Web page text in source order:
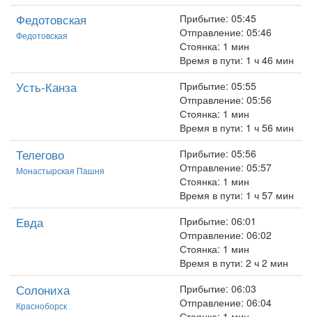
Федотовская
Федотовская
Прибытие: 05:45
Отправление: 05:46
Стоянка: 1 мин
Время в пути: 1 ч 46 мин
Усть-Канза
Прибытие: 05:55
Отправление: 05:56
Стоянка: 1 мин
Время в пути: 1 ч 56 мин
Телегово
Монастыpская Пашня
Прибытие: 05:56
Отправление: 05:57
Стоянка: 1 мин
Время в пути: 1 ч 57 мин
Евда
Прибытие: 06:01
Отправление: 06:02
Стоянка: 1 мин
Время в пути: 2 ч 2 мин
Солониха
Красноборск
Прибытие: 06:03
Отправление: 06:04